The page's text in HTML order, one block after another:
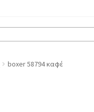
boxer 58794 καφέ